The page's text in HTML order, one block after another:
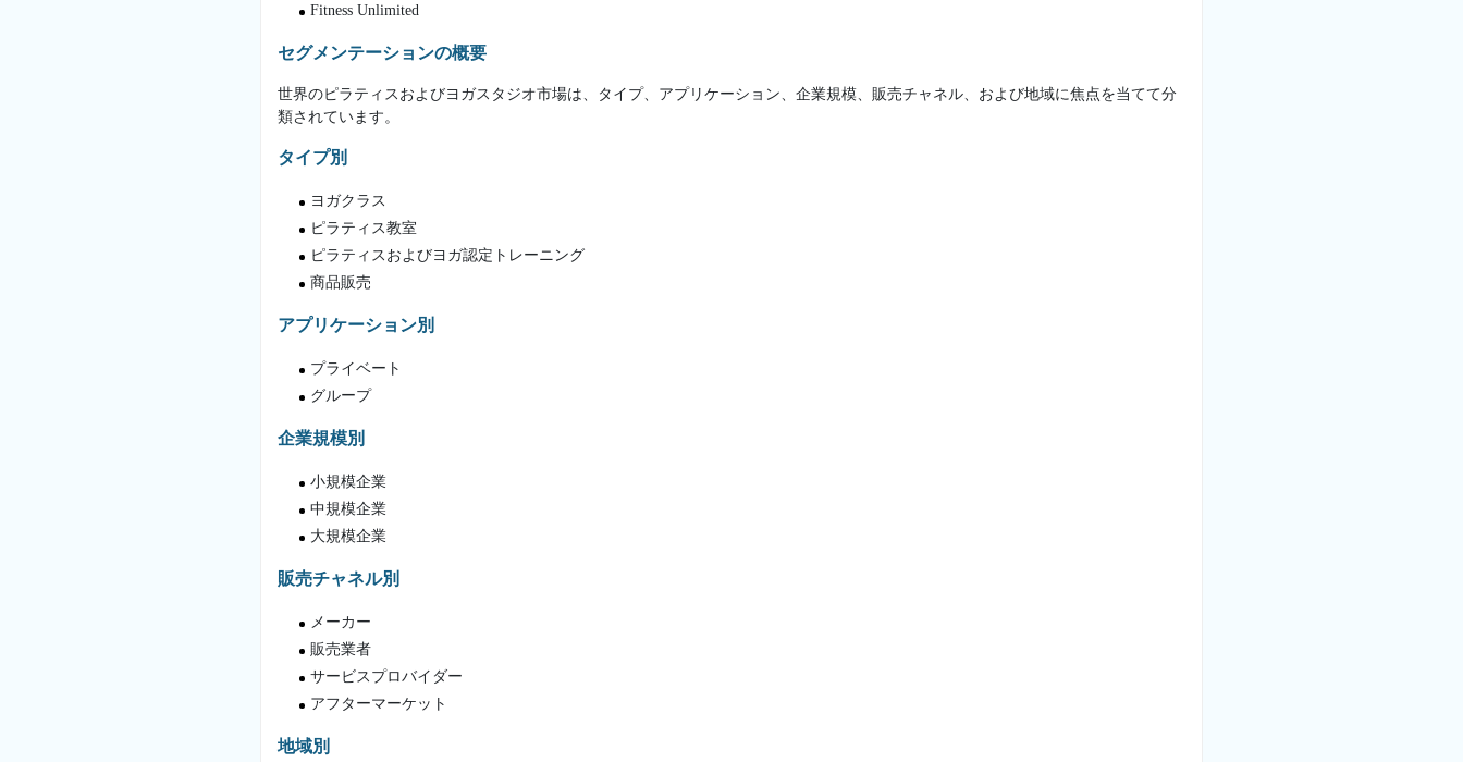
Fitness Unlimited
セグメンテーションの概要
世界のピラティスおよびヨガスタジオ市場は、タイプ、アプリケーション、企業規模、販売チャネル、および地域に焦点を当てて分
類されています。
タイプ別
ヨガクラス
ピラティス教室
ピラティスおよびヨガ認定トレーニング
商品販売
アプリケーション別
プライベート
グループ
企業規模別
小規模企業
中規模企業
大規模企業
販売チャネル別
メーカー
販売業者
サービスプロバイダー
アフターマーケット
地域別